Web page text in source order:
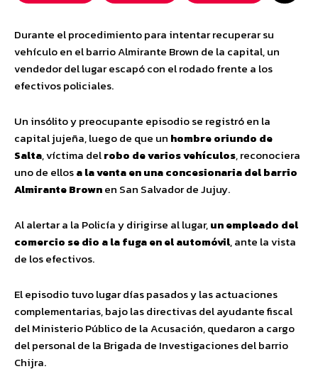
Durante el procedimiento para intentar recuperar su
vehículo en el barrio Almirante Brown de la capital, un
vendedor del lugar escapó con el rodado frente a los
efectivos policiales.
Un insólito y preocupante episodio se registró en la
capital jujeña, luego de que un hombre oriundo de
Salta, víctima delrobo de varios vehículos, reconociera
uno de ellosa la venta en una concesionaria del barrio
Almirante Brownen San Salvador de Jujuy.
Al alertar a la Policía y dirigirse al lugar,un empleado del
comercio se dio a la fuga en el automóvil, ante la vista
de los efectivos.
El episodio tuvo lugar días pasados y las actuaciones
complementarias, bajo las directivas del ayudante fiscal
del Ministerio Público de la Acusación, quedaron a cargo
del personal de la Brigada de Investigaciones del barrio
Chijra.